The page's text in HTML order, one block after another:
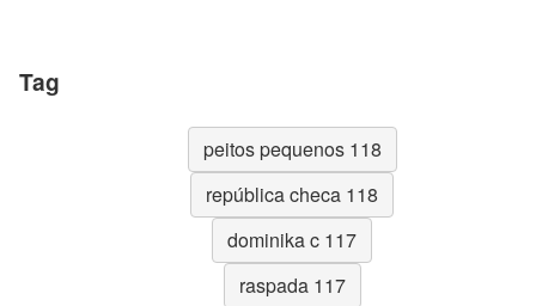
Tag
peitos pequenos 118
república checa 118
dominika c 117
raspada 117